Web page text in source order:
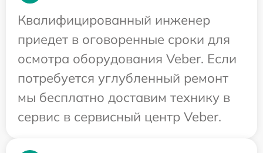
Квалифицированный инженер
приедет в оговоренные сроки для
осмотра оборудования Veber. Если
потребуется углубленный ремонт
мы бесплатно доставим технику в
сервис в сервисный центр Veber.